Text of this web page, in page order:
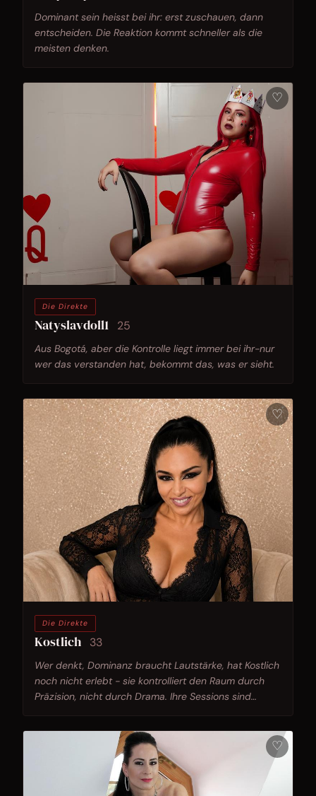
Dominant sein heisst bei ihr: erst zuschauen, dann
entscheiden. Die Reaktion kommt schneller als die
meisten denken.
♡
Die Direkte
Natyslavdoll1 25
Aus Bogotá, aber die Kontrolle liegt immer bei ihr-nur
wer das verstanden hat, bekommt das, was er sieht.
♡
Die Direkte
Kostlich 33
Wer denkt, Dominanz braucht Lautstärke, hat Kostlich
noch nicht erlebt - sie kontrolliert den Raum durch
Präzision, nicht durch Drama. Ihre Sessions sind
♡